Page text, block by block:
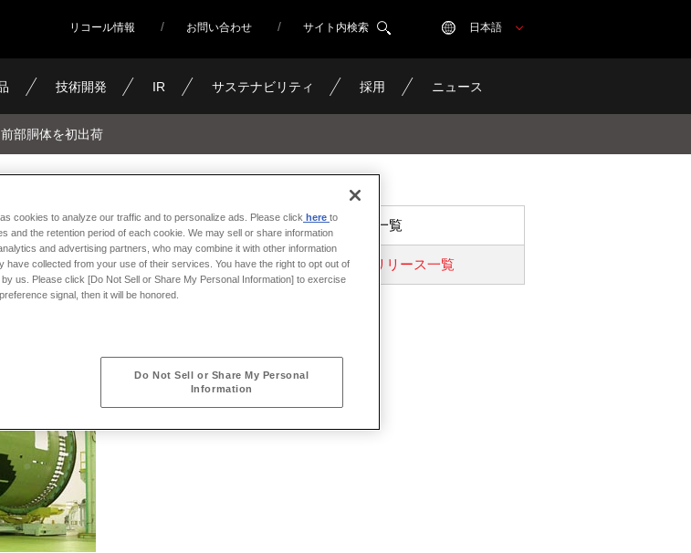
リコール情報 お問い合わせ サイト内検索 日本語
技術開発 IR サステナビリティ 採用 ニュース
部胴体を初出荷
部胴体を初出荷 ニュース一覧
プレスリリース一覧
cookies to analyze our traffic and to personalize ads. Please click here to
and the retention period of each cookie. We may sell or share information
and advertising partners, who may combine it with other information
have collected from your use of their services. You have the right to opt out of
us. Please click [Do Not Sell or Share My Personal Information] to exercise
signal, then it will be honored.
Do Not Sell or Share My Personal
Information